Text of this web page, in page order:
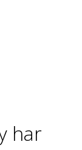
har